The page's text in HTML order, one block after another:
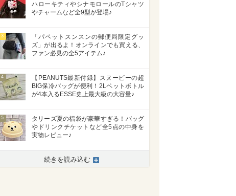
ハローキティやシナモロールのTシャツ
やチャームなど全9型が登場♪
3
「パペットスンスンの郵便局限定グッ
ズ」が出るよ！オンラインでも買える、
ファン必見の全5アイテム♪
4
【PEANUTS最新付録】スヌーピーの超
BIG保冷バッグが便利！2Lペットボトル
が4本入るESSE史上最大級の大容量♪
5
タリーズ夏の福袋が豪華すぎる！バッグ
やドリンクチケットなど全5点の中身を
実物レビュー♪
続きを読み込む